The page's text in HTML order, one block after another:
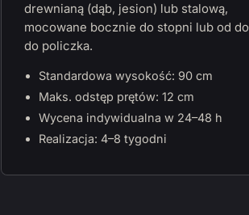
drewnianą (dąb, jesion) lub stalową,
mocowane bocznie do stopni lub od
do policzka.
Standardowa wysokość: 90 cm
Maks. odstęp prętów: 12 cm
Wycena indywidualna w 24–48 h
Realizacja: 4–8 tygodni